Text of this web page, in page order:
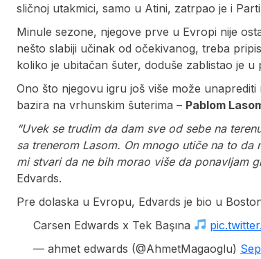
sličnoj utakmici, samo u Atini, zatrpao je i
Minule sezone, njegove prve u Evropi nije
nešto slabiji učinak od očekivanog, treba
koliko je ubitačan šuter, doduše zablistao je
Ono što njegovu igru još više može
bazira na vrhunskim šuterima – Pablom
“Uvek se trudim da dam sve od sebe na
sa trenerom Lasom. On mnogo utiče na to
mi stvari da ne bih morao više da ponavljam
Edvards.
Pre dolaska u Evropu, Edvards je bio u
Carsen Edwards x Tek Başına
— ahmet edwards (@AhmetMagaoglu)